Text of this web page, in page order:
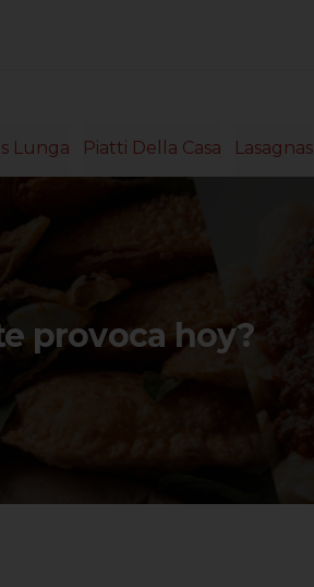
Lunga Piatti Della Casa Lasagnas
provoca hoy?